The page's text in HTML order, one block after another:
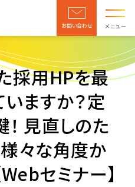
お問い合わせ メニュー
採用HPを最
ますか？定
見直しのた
々な角度か
セミナー】